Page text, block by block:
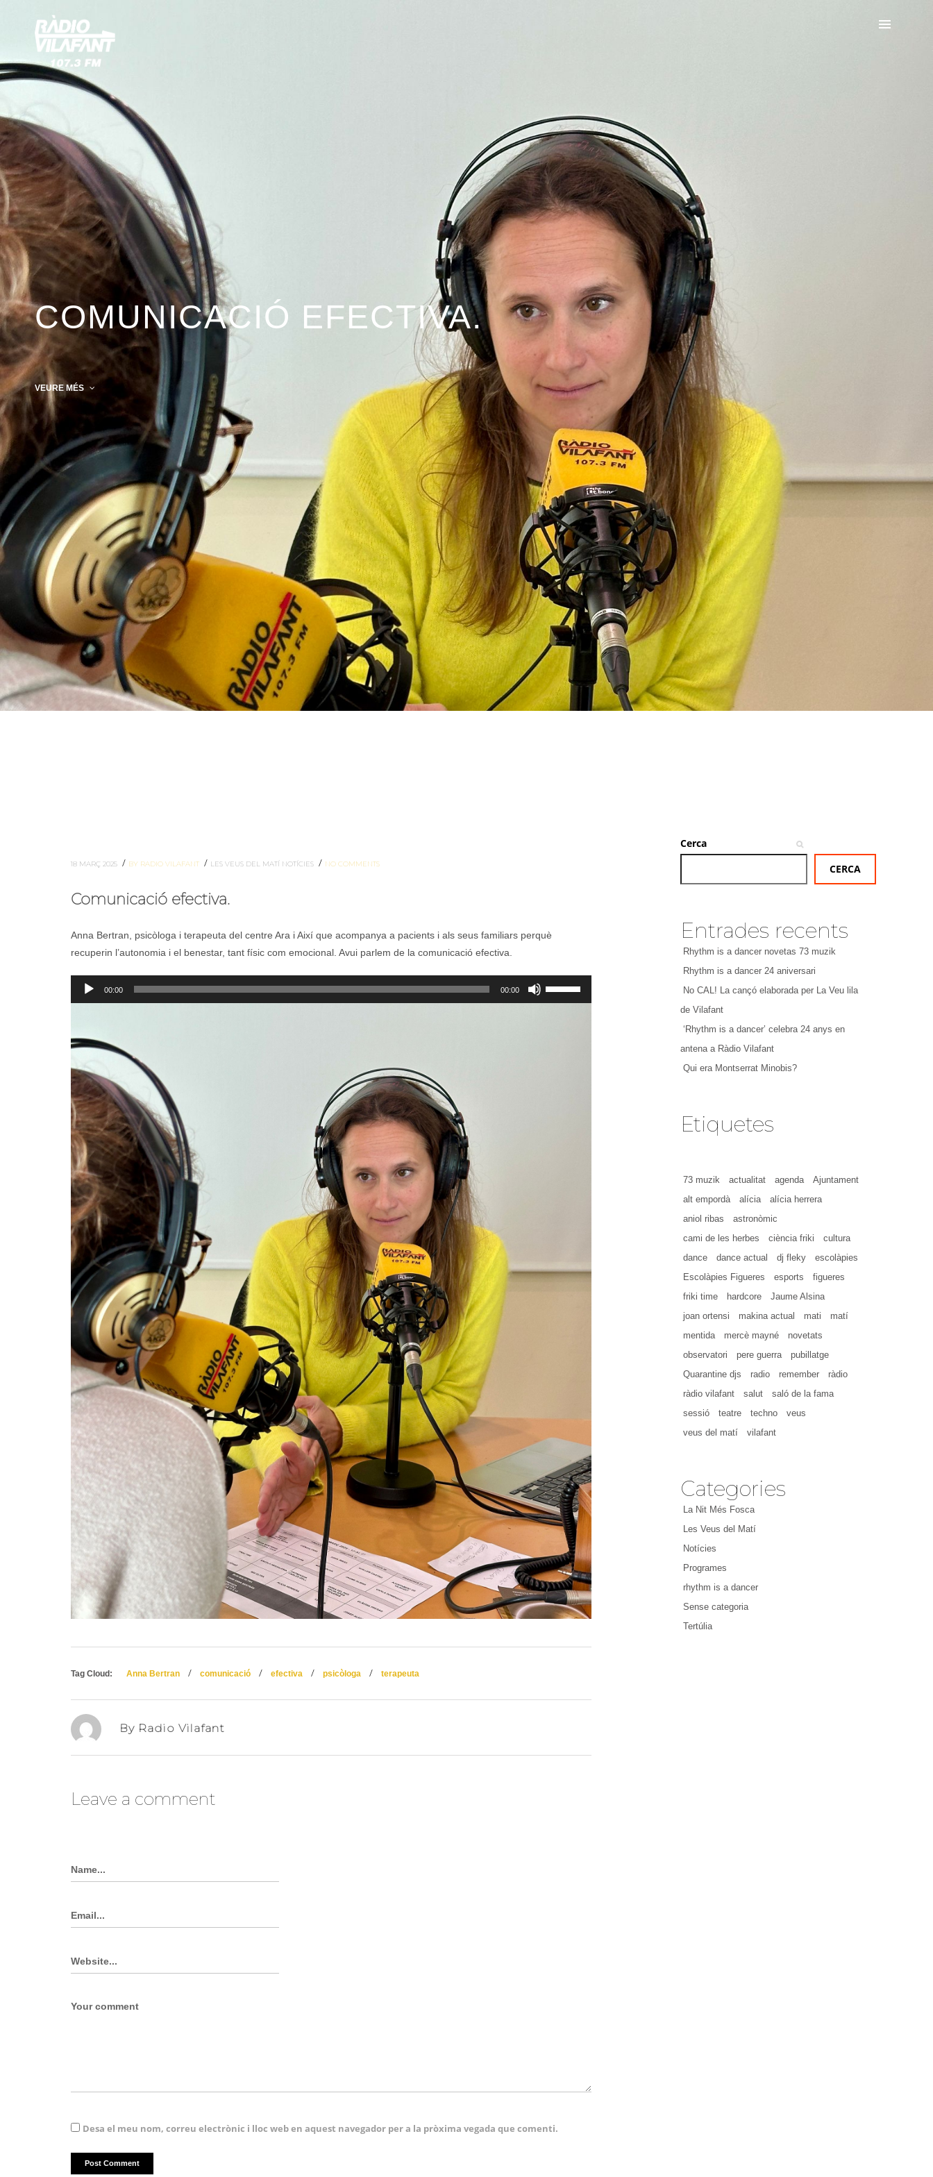
COMUNICACIÓ EFECTIVA.
VEURE MÉS
18 MARÇ 2025 / BY RADIO VILAFANT / LES VEUS DEL MATÍ NOTÍCIES / NO COMMENTS
Comunicació efectiva.
Anna Bertran, psicòloga i terapeuta del centre Ara i Així que acompanya a pacients i als seus familiars perquè
recuperin l’autonomia i el benestar, tant físic com emocional. Avui parlem de la comunicació efectiva.
Reproductor
d'àudio
00:00 00:00
Tag Cloud: Anna Bertran / comunicació / efectiva / psicòloga / terapeuta
By Radio Vilafant
Leave a comment
Desa el meu nom, correu electrònic i lloc web en aquest navegador per a la pròxima vegada que comenti.
Cerca
CERCA
Entrades recents
Rhythm is a dancer novetas 73 muzik
Rhythm is a dancer 24 aniversari
No CAL! La cançó elaborada per La Veu lila
de Vilafant
‘Rhythm is a dancer’ celebra 24 anys en
antena a Ràdio Vilafant
Qui era Montserrat Minobis?
Etiquetes
73 muzik actualitat agenda
Ajuntament
alt empordà
alícia
alícia herrera
aniol ribas
astronòmic
cami de les herbes
ciència friki
cultura
dance
dance actual dj fleky
escolàpies
Escolàpies Figueres
esports
figueres
friki time
hardcore
Jaume Alsina
joan ortensi
makina actual mati
matí
mentida
mercè mayné
novetats
observatori
pere guerra
pubillatge
Quarantine djs
radio remember
ràdio
ràdio vilafant
salut
saló de la fama
sessió
teatre techno
veus
veus del matí
vilafant
Categories
La Nit Més Fosca
Les Veus del Matí
Notícies
Programes
rhythm is a dancer
Sense categoria
Tertúlia